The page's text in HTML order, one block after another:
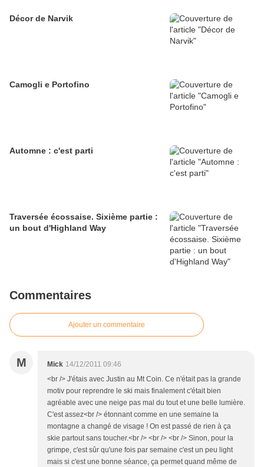
Décor de Narvik
Camogli e Portofino
Automne : c'est parti
Traversée écossaise. Sixième partie :
un bout d'Highland Way
Commentaires
Ajouter un commentaire
M Mick 14/12/2011 09:46
<br /> J'étais avec Justin au Mt Coin. Ce n'était pas la grande
motiv pour reprendre le ski mais finalement c'était bien
agréable avec une neige pas mal du tout et une belle lumière.
C'est assez<br /> étonnant comme en une semaine la
montagne a changé de visage ! On est passé de rien à ça
skie partout sans toucher.<br /> <br /> <br /> Sinon, pour la
grimpe, c'est sûr qu'une fois par semaine c'est un peu light
mais si c'est une bonne séance, ça permet quand même de